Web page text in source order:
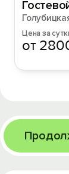
Цена за
от